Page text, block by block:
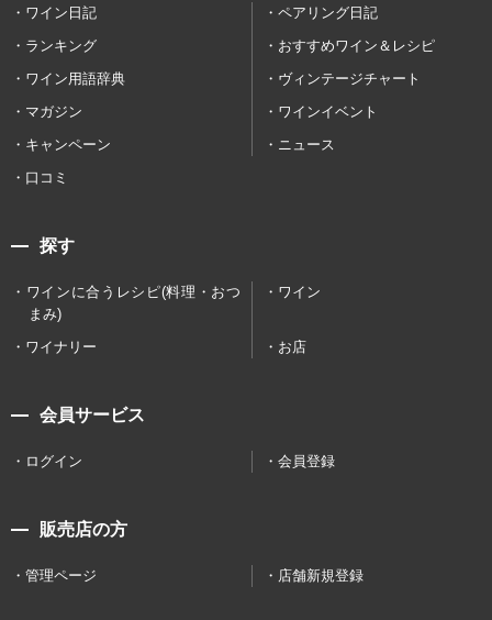
ワイン日記
ペアリング日記
ランキング
おすすめワイン＆レシピ
ワイン用語辞典
ヴィンテージチャート
マガジン
ワインイベント
キャンペーン
ニュース
口コミ
探す
ワインに合うレシピ(料理・おつ
まみ)
ワイン
ワイナリー お店
会員サービス
ログイン 会員登録
販売店の方
管理ページ 店舗新規登録